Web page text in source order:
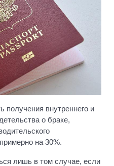
получения внутреннего и
о браке,
на 30%.
лишь в том случае, если